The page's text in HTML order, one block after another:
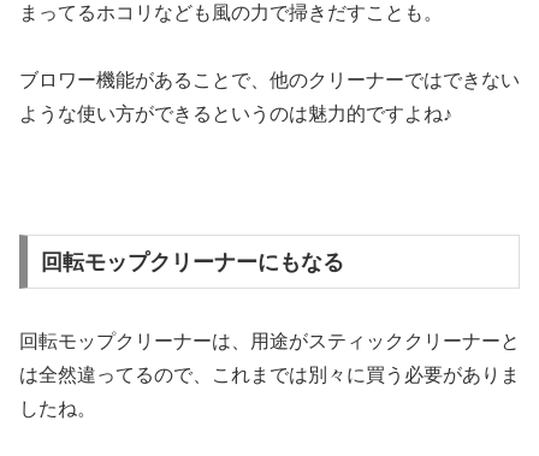
まってるホコリなども風の力で掃きだすことも。
ブロワー機能があることで、他のクリーナーではできない
ような使い方ができるというのは魅力的ですよね♪
回転モップクリーナーにもなる
回転モップクリーナーは、用途がスティッククリーナーと
は全然違ってるので、これまでは別々に買う必要がありま
したね。